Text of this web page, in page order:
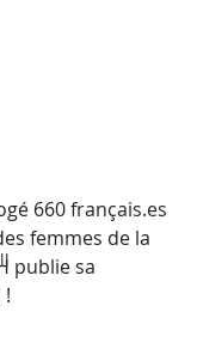
660 français.es
femmes de la
publie sa